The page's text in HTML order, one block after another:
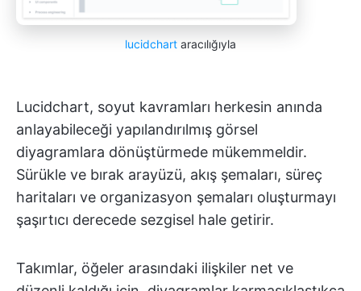
lucidchart aracılığıyla
Lucidchart, soyut kavramları herkesin anında
anlayabileceği yapılandırılmış görsel
diyagramlara dönüştürmede mükemmeldir.
Sürükle ve bırak arayüzü, akış şemaları, süreç
haritaları ve organizasyon şemaları oluşturmayı
şaşırtıcı derecede sezgisel hale getirir.
Takımlar, öğeler arasındaki ilişkiler net ve